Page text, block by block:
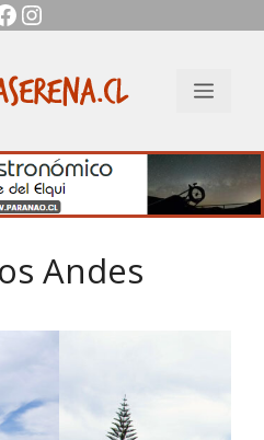
Instagram
Menú
Andes